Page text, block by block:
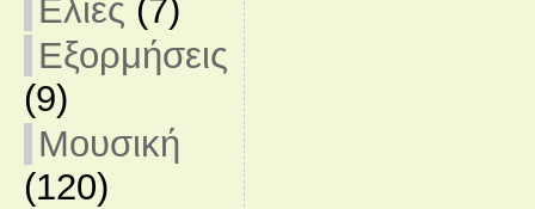
Ελιές (7)
Εξορμήσεις
(9)
Μουσική
(120)